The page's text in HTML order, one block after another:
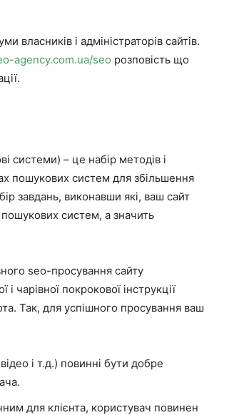
власників і адміністраторів сайтів.
agency.com.ua/seo розповість що
системи) – це набір методів і
пошукових систем для збільшення
завдань, виконавши які, ваш сайт
систем, а значить
seo-просування сайту
чарівної покрокової інструкції
Так, для успішного просування ваш
і т.д.) повинні бути добре
для клієнта, користувач повинен